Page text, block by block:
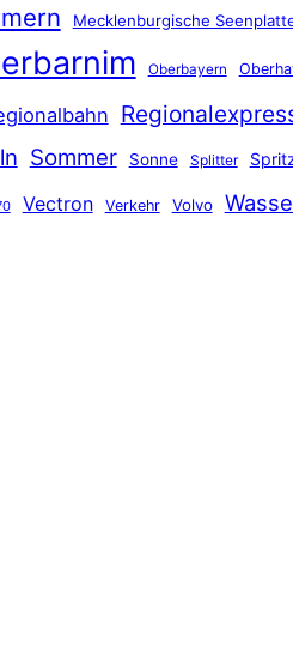
Mecklenburgische
Oberbayern
Sommer Sonne Splitter
Vectron Verkehr Volvo